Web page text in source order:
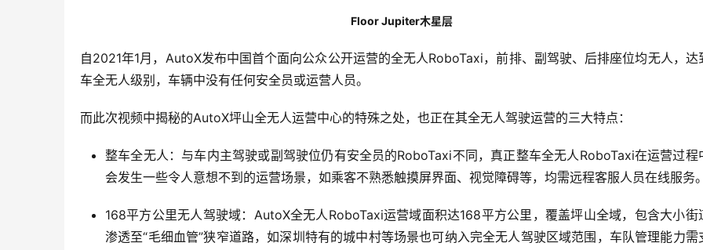
Floor Jupiter木星层
自2021年1月，AutoX发布中国首个面向公众公开运营的全无人RoboTaxi，前排、副驾驶、后排座位均无人，达
车全无人级别，车辆中没有任何安全员或运营人员。
而此次视频中揭秘的AutoX坪山全无人运营中心的特殊之处，也正在其全无人驾驶运营的三大特点：
整车全无人：与车内主驾驶或副驾驶位仍有安全员的RoboTaxi不同，真正整车全无人RoboTaxi在运营过程
会发生一些令人意想不到的运营场景，如乘客不熟悉触摸屏界面、视觉障碍等，均需远程客服人员在线服务。
168平方公里无人驾驶域：AutoX全无人RoboTaxi运营域面积达168平方公里，覆盖坪山全域，包含大小街
渗透至“毛细血管”狭窄道路，如深圳特有的城中村等场景也可纳入完全无人驾驶区域范围，车队管理能力需